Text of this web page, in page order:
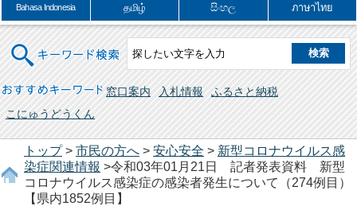
Bahasa Indonesia தமிழ் සිංහල ภาษาไทย
キーワード検索
おすすめキーワード 窓口案内 入札情報
ふるさと納税
こにゅうどうくん
トップ> 市民の方へ > 安心安全 > 新型コロナウイルス感
染症関連情報 >令和03年01月21日 記者発表資料 新型
コロナウイルス感染症の感染者発生について（274例目）
【県内1852例目】